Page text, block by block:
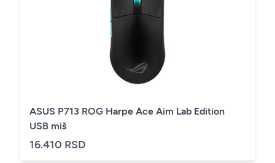
ASUS P713 ROG Harpe Ace Aim Lab Edition
USB miš
16.410 RSD